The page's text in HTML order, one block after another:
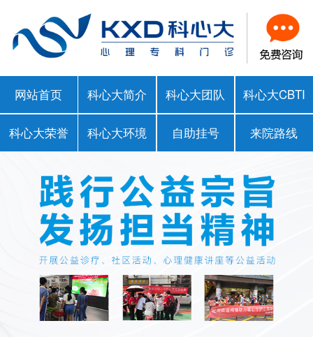
网站首页 科心大简介 科心大团队 科心大CBTI
科心大荣誉 科心大环境 自助挂号 来院路线